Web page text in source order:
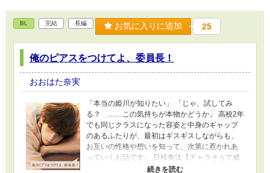
BL 完結 長編 お気に入りに追加 25
俺のピアスをつけてよ、委員長！
おおはた奈実
「本当の姫川が知りたい」 「じゃ、試してみ
る？ ……この気持ちが本物かどうか」 高校2年
でも同じクラスになった容姿と中身のギャップ
のあるふたりが、最初はギスギスしながらも、
お互いの性格や想いを知って、次第に惹かれあ
っていくお話です。 日枝奏汰【チャラそうで威
圧感のあるクラスの一軍男子】